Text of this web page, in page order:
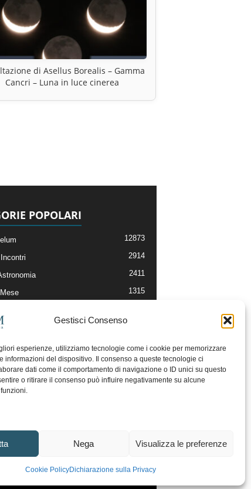
Gestisci Consenso
esperienze, utilizziamo tecnologie come i cookie per memorizzare
informazioni del dispositivo. Il consenso a queste tecnologie ci
dati come il comportamento di navigazione o ID unici su questo
o ritirare il consenso può influire negativamente su alcune
Nega Visualizza le preferenze
Cookie PolicyDichiarazione sulla Privacy
di Asellus Borealis – Gamma
Cancri – Luna in luce cinerea
POPOLARI
12873
2914
2411
1315
On-Line
Redazione
e Aree di Discussione